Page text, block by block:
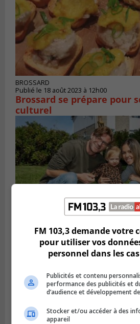
BROSSARD
Publié le 18 août 2023 à 12h00
Brossard se prépare pour
culturel
Publié le 23 juillet 2023 à 17h06
Plantation d’arbres pour
FM 103,3 demande votre
pour utiliser vos
personnel dans les
Publicités et contenu
performance des publicités et
d’audience et développement
Stocker et/ou accéder à des
appareil